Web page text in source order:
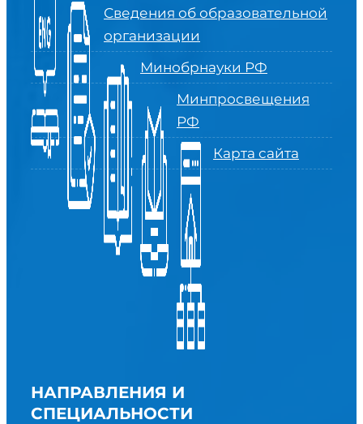
Сведения об образовательной
организации
Минобрнауки РФ
Минпросвещения
РФ
Карта сайта
НАПРАВЛЕНИЯ И
СПЕЦИАЛЬНОСТИ